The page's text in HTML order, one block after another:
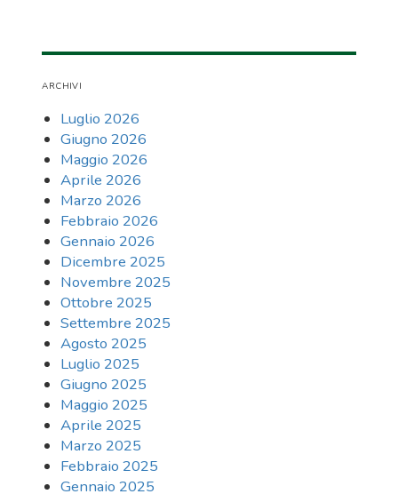
ARCHIVI
Luglio 2026
Giugno 2026
Maggio 2026
Aprile 2026
Marzo 2026
Febbraio 2026
Gennaio 2026
Dicembre 2025
Novembre 2025
Ottobre 2025
Settembre 2025
Agosto 2025
Luglio 2025
Giugno 2025
Maggio 2025
Aprile 2025
Marzo 2025
Febbraio 2025
Gennaio 2025